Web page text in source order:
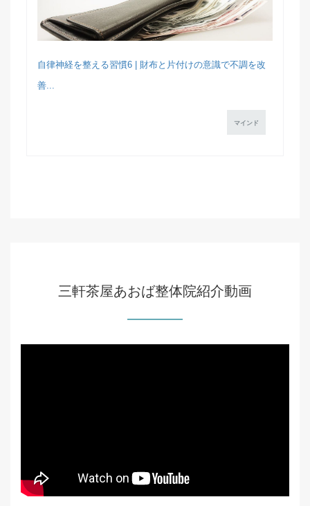
自律神経を整える習慣6 | 財布と片付けの意識で不調を改
善...
マインド
三軒茶屋あおば整体院紹介動画